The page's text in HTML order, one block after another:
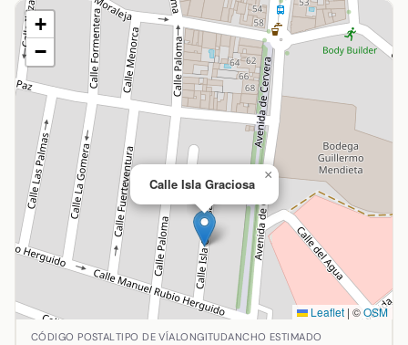
Calle Isla Graciosa
×
+
−
Leaflet | ©OSM
Ubicación de Calle Isla Graciosa en Alcázar de San
CÓDIGO POSTALTIPO DE VÍALONGITUDANCHO ESTIMADO